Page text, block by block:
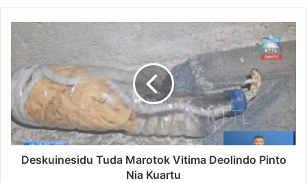
Deskuinesidu Tuda Marotok Vitima Deolindo Pinto
Nia Kuartu